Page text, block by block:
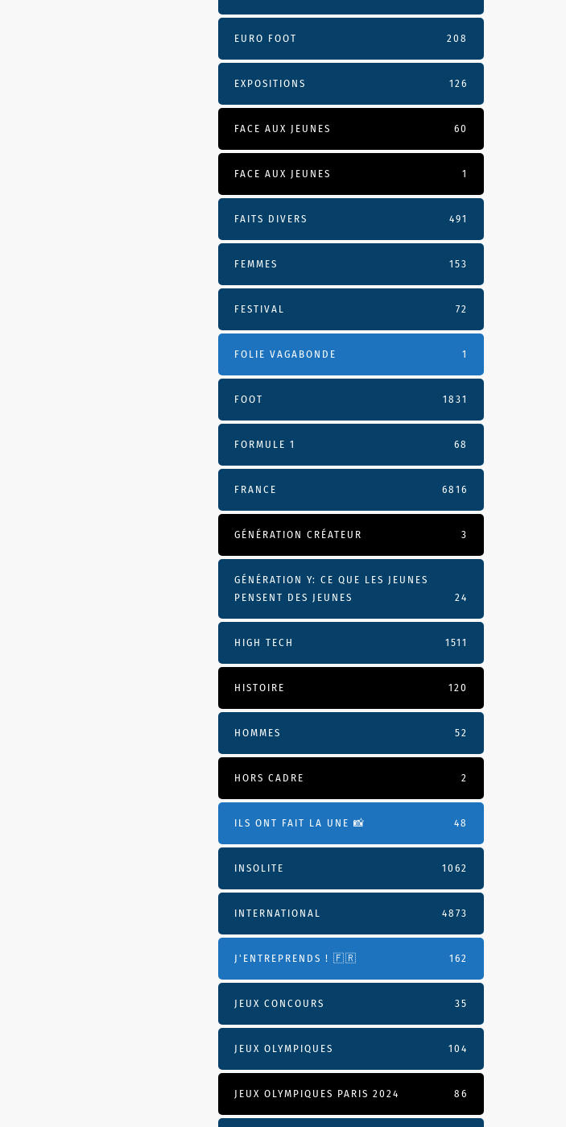
EURO FOOT 208
EXPOSITIONS 126
FACE AUX JEUNES 60
FACE AUX JEUNES 1
FAITS DIVERS 491
FEMMES 153
FESTIVAL 72
FOLIE VAGABONDE 1
FOOT 1831
FORMULE 1 68
FRANCE 6816
GÉNÉRATION CRÉATEUR 3
GÉNÉRATION Y: CE QUE LES JEUNES
PENSENT DES JEUNES
24
HIGH TECH 1511
HISTOIRE 120
HOMMES 52
HORS CADRE 2
ILS ONT FAIT LA UNE 📸 48
INSOLITE 1062
INTERNATIONAL 4873
J'ENTREPRENDS ! 🇫🇷 162
JEUX CONCOURS 35
JEUX OLYMPIQUES 104
JEUX OLYMPIQUES PARIS 2024 86